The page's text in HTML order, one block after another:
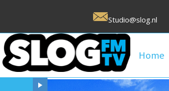
Studio@slog.nl
Home